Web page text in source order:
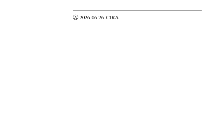
Ⓐ 2026-06-26 CIRA